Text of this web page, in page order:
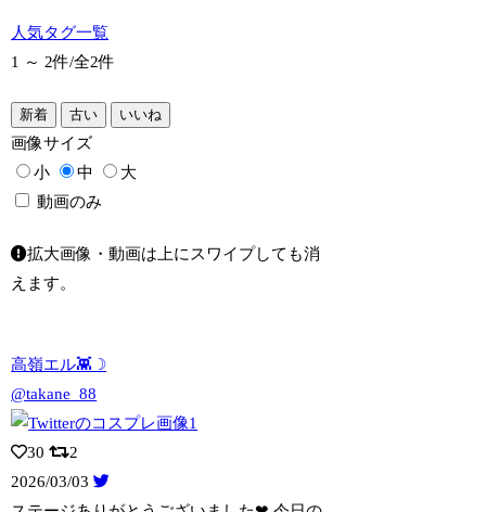
人気タグ一覧
1 ～ 2件/全2件
新着 古い いいね
画像サイズ
小
中
大
動画のみ
拡大画像・動画は上にスワイプしても消
えます。
高嶺エル👾☽
@takane_88
30
2
2026/03/03